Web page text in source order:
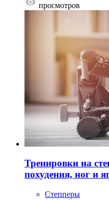
просмотров
Тренировки на
похудения, ног и
Степперы